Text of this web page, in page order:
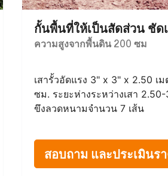
กั้นพื้นที่ให้เป็นสัดส่วน ชัด
ความสูงจากพื้นดิน 200 ซม
เสารั้วอัดแรง 3" x 3" x 2.50 เ
ซม. ระยะห่างระหว่างเสา 2.50-
ขึงลวดหนามจำนวน 7 เส้น
สอบถาม และประเมินร